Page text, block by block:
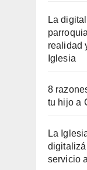
La
realidad
Iglesia
8
tu hijo a
La
servicio